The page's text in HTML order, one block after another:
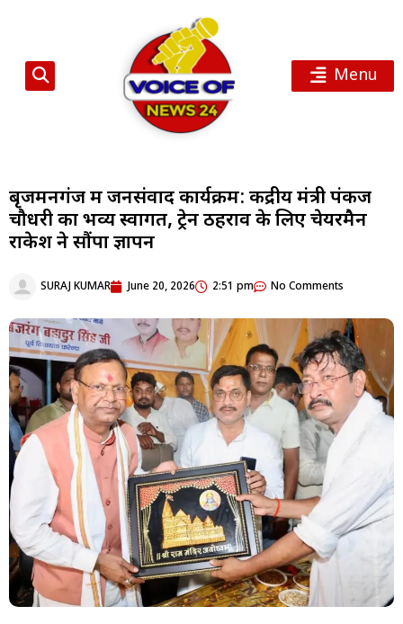
Menu
बृजमनगंज में जनसंवाद कार्यक्रम: केंद्रीय मंत्री पंकज
चौधरी का भव्य स्वागत, ट्रेन ठहराव के लिए चेयरमैन
राकेश ने सौंपा ज्ञापन
SURAJ KUMAR June 20, 2026 2:51 pm No Comments